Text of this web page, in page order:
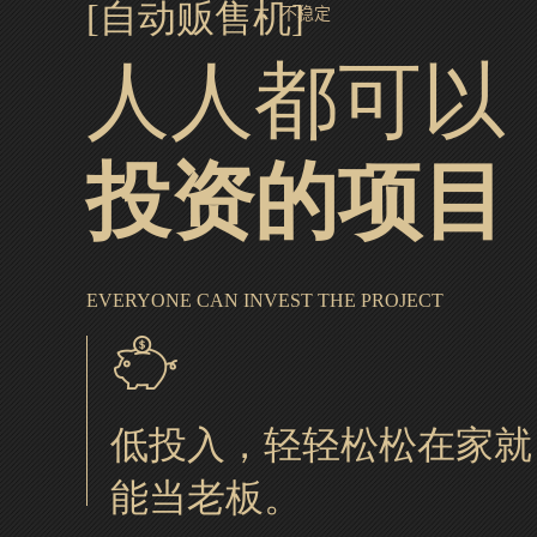
不稳定
[自动贩售机]
人人都可以
投资的项目
EVERYONE CAN INVEST THE PROJECT
低投入，轻轻松松在家就
能当老板。